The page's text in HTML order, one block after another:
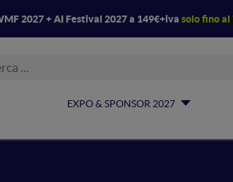
2027 + AI Festival 2027 a 149€+iva solo fino al
EXPO & SPONSOR 2027